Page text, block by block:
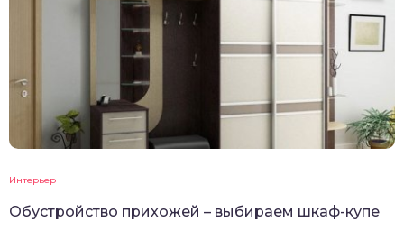
Интерьер
Обустройство прихожей – выбираем шкаф-купе